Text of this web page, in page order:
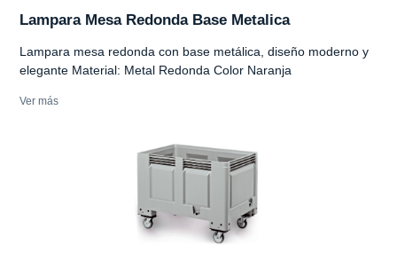
Lampara Mesa Redonda Base Metalica
Lampara mesa redonda con base metálica, diseño moderno y
elegante Material: Metal Redonda Color Naranja
Ver más